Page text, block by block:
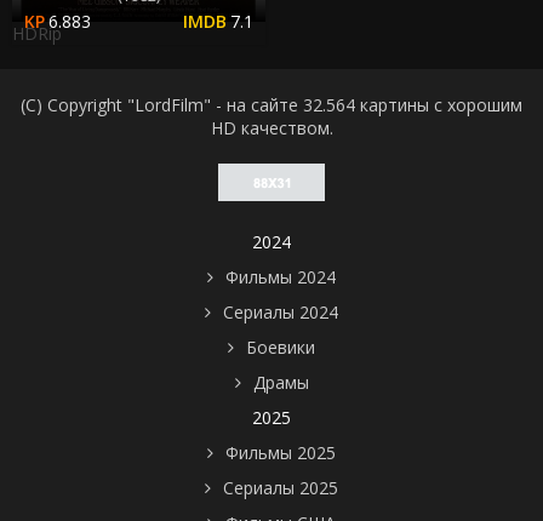
6.883 7.1
HDRip
(C) Copyright "LordFilm" - на сайте 32.564 картины с хорошим
HD качеством.
2024
Фильмы 2024
Сериалы 2024
Боевики
Драмы
2025
Фильмы 2025
Сериалы 2025